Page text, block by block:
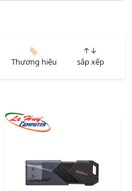
🏷️
Thương hiệu
↑↓
sắp xếp